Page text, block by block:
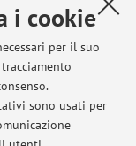
i cookie
per il suo
sono usati per